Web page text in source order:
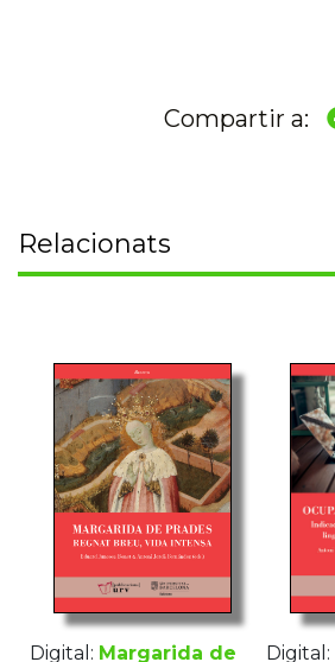
Compartir a:
Relacionats
Digital: Margarida de Digital: